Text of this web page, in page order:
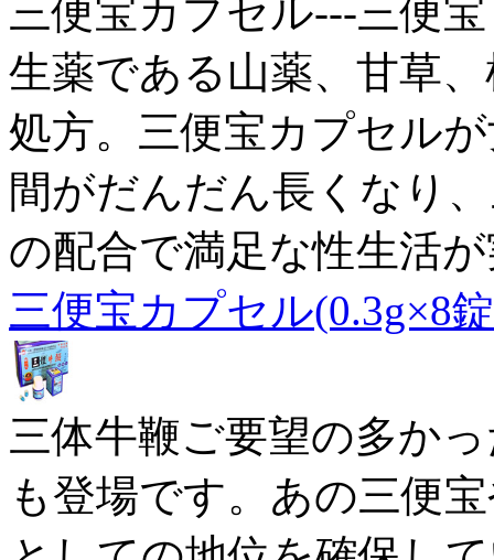
三便宝カプセル---三便
生薬である山薬、甘草
処方。三便宝カプセル
間がだんだん長くなり
の配合で満足な性生活
三便宝カプセル(0.3g×8
三体牛鞭ご要望の多か
も登場です。あの三便